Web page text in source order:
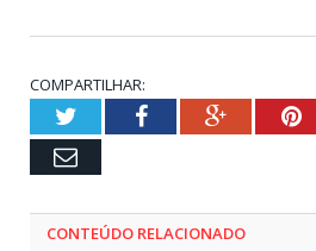
COMPARTILHAR:
TwitterFacebookGoogle+
Email
CONTEÚDO RELACIONADO